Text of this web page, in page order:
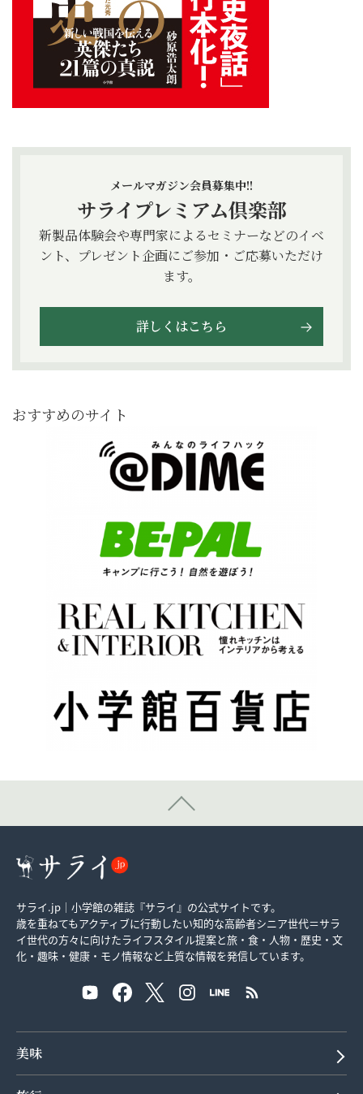
メールマガジン会員募集中!!
サライプレミアム倶楽部
新製品体験会や専門家によるセミナーなどのイベ
ント、プレゼント企画にご参加・ご応募いただけ
ます。
詳しくはこちら
おすすめのサイト
サライ.jp｜小学館の雑誌『サライ』の公式サイトです。
歳を重ねてもアクティブに行動したい知的な高齢者シニア世代＝サラ
イ世代の方々に向けたライフスタイル提案と旅・食・人物・歴史・文
化・趣味・健康・モノ情報など上質な情報を発信しています。
美味